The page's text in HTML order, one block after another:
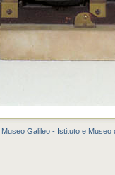
Museo Galileo - Istituto e Museo